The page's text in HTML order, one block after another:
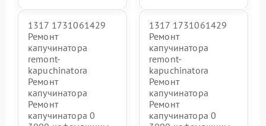
1317 1731061429
Ремонт
капучинатора
remont-
kapuchinatora
Ремонт
капучинатора
Ремонт
капучинатора 0
1317 1731061429
Ремонт
капучинатора
remont-
kapuchinatora
Ремонт
капучинатора
Ремонт
капучинатора 0